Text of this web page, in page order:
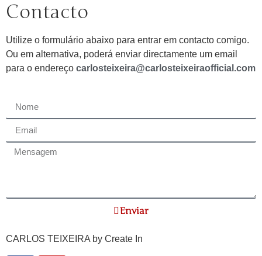
Contacto
Utilize o formulário abaixo para entrar em contacto comigo.
Ou em alternativa, poderá enviar directamente um email
para o endereço carlosteixeira@carlosteixeiraofficial.com
Enviar
CARLOS TEIXEIRA by Create In